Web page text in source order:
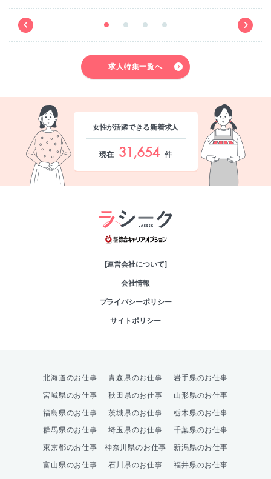
求人特集一覧へ
女性が活躍できる新着求人
現在 31,654 件
[運営会社について]
会社情報
プライバシーポリシー
サイトポリシー
北海道のお仕事 青森県のお仕事 岩手県のお仕事
宮城県のお仕事 秋田県のお仕事 山形県のお仕事
福島県のお仕事 茨城県のお仕事 栃木県のお仕事
群馬県のお仕事 埼玉県のお仕事 千葉県のお仕事
東京都のお仕事 神奈川県のお仕事 新潟県のお仕事
富山県のお仕事 石川県のお仕事 福井県のお仕事